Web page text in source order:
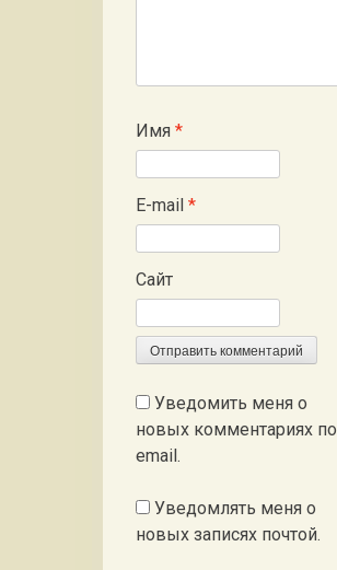
Имя *
E-mail *
Сайт
Уведомить меня о
новых комментариях по
email.
Уведомлять меня о
новых записях почтой.